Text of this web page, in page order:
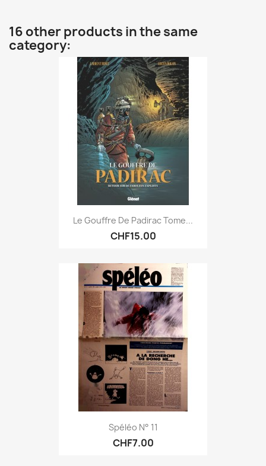
16 other products in the same
category:
Le Gouffre De Padirac Tome...
CHF15.00
Spéléo N° 11
CHF7.00